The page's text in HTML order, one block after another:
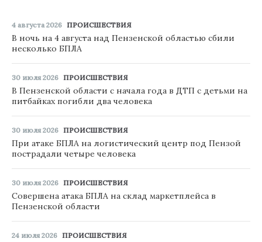
4 августа 2026 ПРОИСШЕСТВИЯ
В ночь на 4 августа над Пензенской областью сбили
несколько БПЛА
30 июля 2026 ПРОИСШЕСТВИЯ
В Пензенской области с начала года в ДТП с детьми на
питбайках погибли два человека
30 июля 2026 ПРОИСШЕСТВИЯ
При атаке БПЛА на логистический центр под Пензой
пострадали четыре человека
30 июля 2026 ПРОИСШЕСТВИЯ
Совершена атака БПЛА на склад маркетплейса в
Пензенской области
24 июля 2026 ПРОИСШЕСТВИЯ